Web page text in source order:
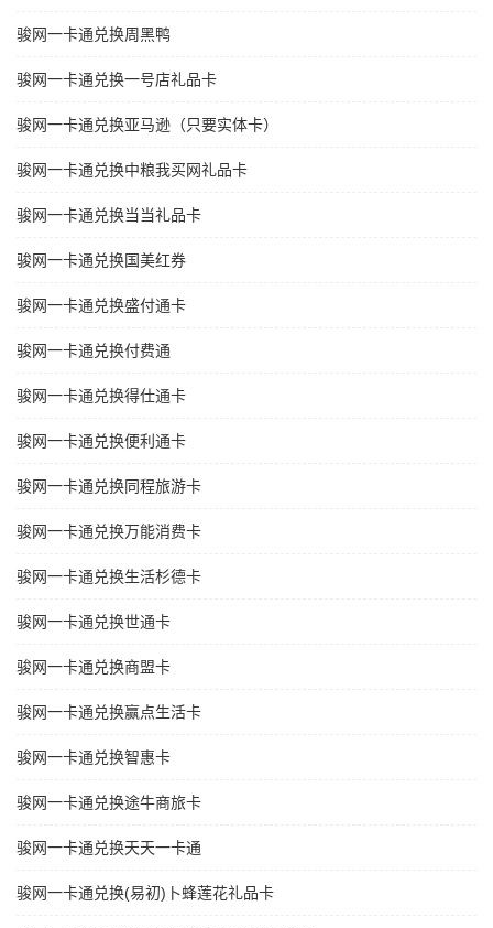
骏网一卡通兑换周黑鸭
骏网一卡通兑换一号店礼品卡
骏网一卡通兑换亚马逊（只要实体卡）
骏网一卡通兑换中粮我买网礼品卡
骏网一卡通兑换当当礼品卡
骏网一卡通兑换国美红券
骏网一卡通兑换盛付通卡
骏网一卡通兑换付费通
骏网一卡通兑换得仕通卡
骏网一卡通兑换便利通卡
骏网一卡通兑换同程旅游卡
骏网一卡通兑换万能消费卡
骏网一卡通兑换生活杉德卡
骏网一卡通兑换世通卡
骏网一卡通兑换商盟卡
骏网一卡通兑换赢点生活卡
骏网一卡通兑换智惠卡
骏网一卡通兑换途牛商旅卡
骏网一卡通兑换天天一卡通
骏网一卡通兑换(易初)卜蜂莲花礼品卡